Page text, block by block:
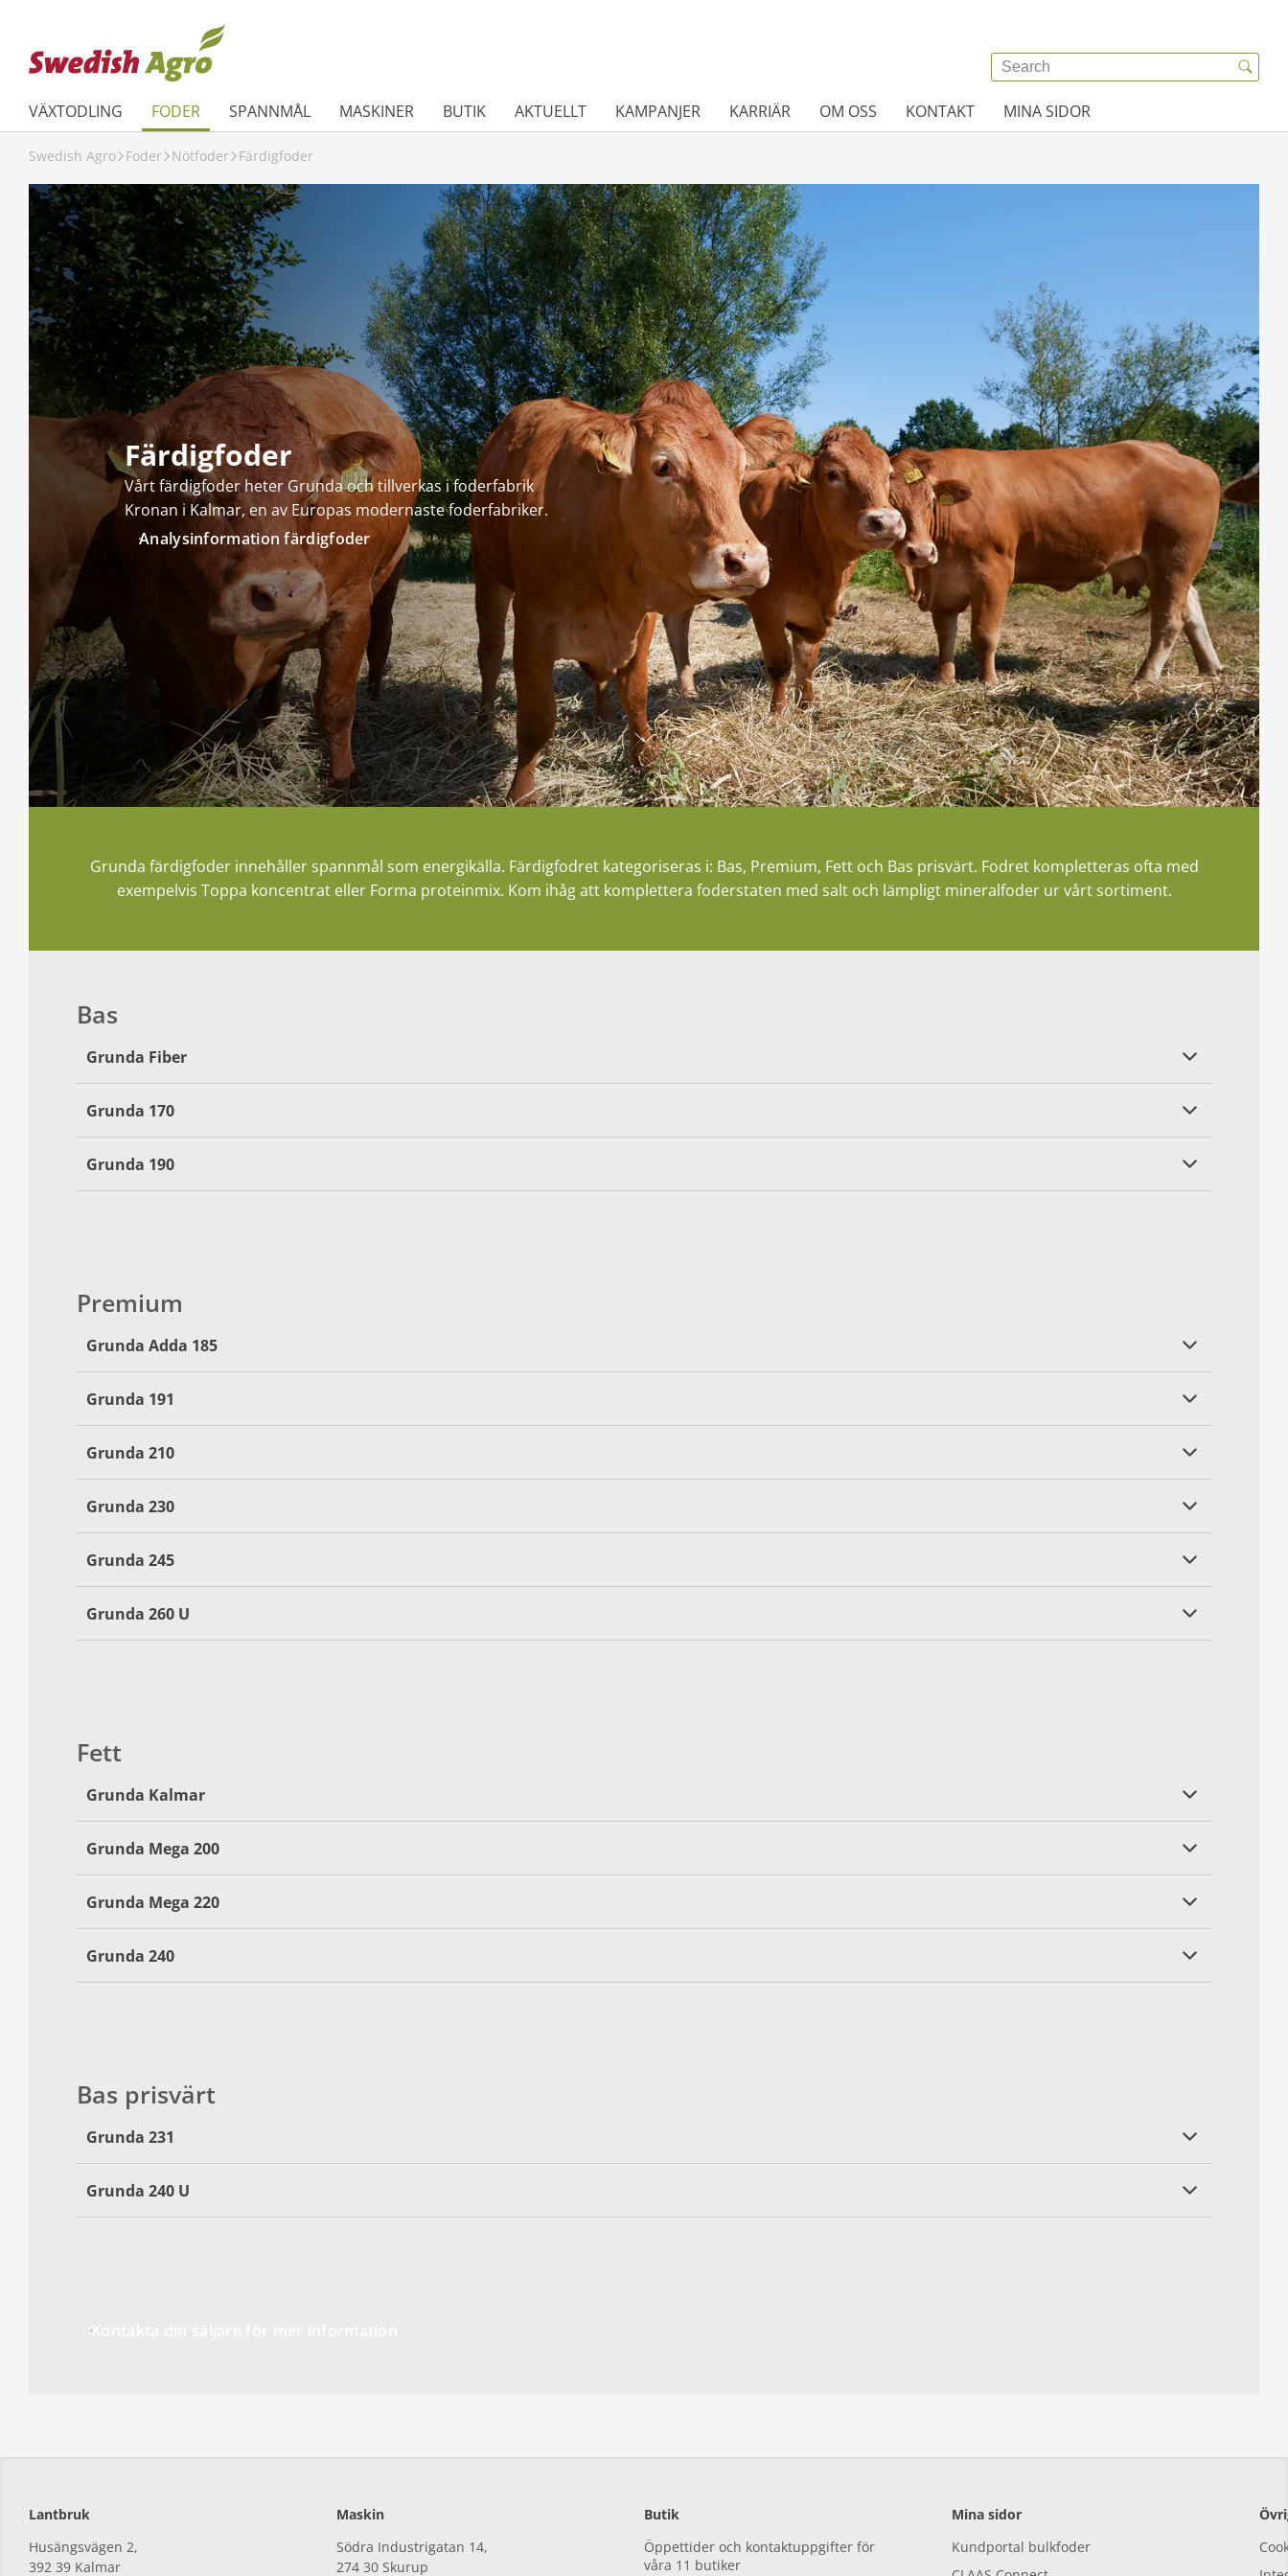
VÄXTODLING FODER SPANNMÅL MASKINER BUTIK AKTUELLT KAMPANJER KARRIÄR OM OSS KONTAKT MINA SIDOR
Swedish Agro Foder Nötfoder Färdigfoder
Färdigfoder
Vårt färdigfoder heter Grunda och tillverkas i foderfabrik
Kronan i Kalmar, en av Europas modernaste foderfabriker.
Analysinformation färdigfoder
Grunda färdigfoder innehåller spannmål som energikälla. Färdigfodret kategoriseras i: Bas, Premium, Fett och Bas prisvärt. Fodret kompletteras ofta med
exempelvis Toppa koncentrat eller Forma proteinmix. Kom ihåg att komplettera foderstaten med salt och lämpligt mineralfoder ur vårt sortiment.
Bas
Grunda Fiber
Grunda 170
Grunda 190
Premium
Grunda Adda 185
Grunda 191
Grunda 210
Grunda 230
Grunda 245
Grunda 260 U
Fett
Grunda Kalmar
Grunda Mega 200
Grunda Mega 220
Grunda 240
Bas prisvärt
Grunda 231
Grunda 240 U
Kontakta din säljare för mer information
Lantbruk
Husängsvägen 2,
392 39 Kalmar
Maskin
Södra Industrigatan 14,
274 30 Skurup
Butik
Öppettider och kontaktuppgifter för
våra 11 butiker
Mina sidor
Kundportal bulkfoder